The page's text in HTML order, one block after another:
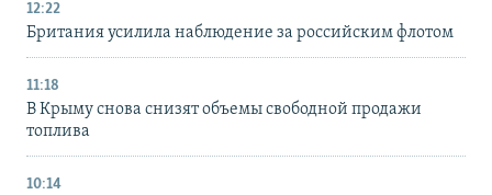
12:22
Британия усилила наблюдение за российским флотом
11:18
В Крыму снова снизят объемы свободной продажи
топлива
10:14